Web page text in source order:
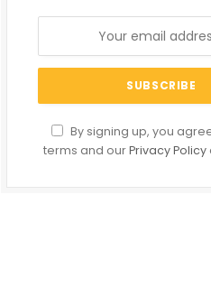
By signing up, you
terms and ourPrivacy Policy